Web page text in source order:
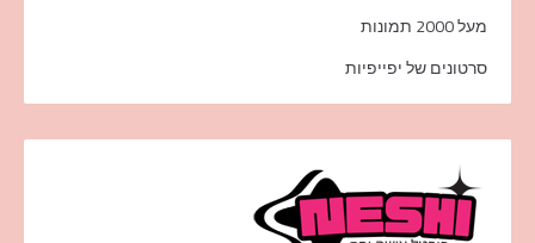
מעל 2000 תמונות
סרטונים של יפייפיות